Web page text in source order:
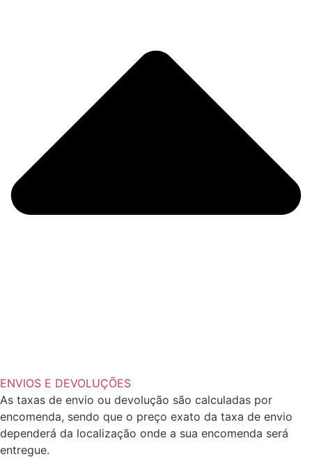
ENVIOS E DEVOLUÇÕES
As taxas de envio ou devolução são calculadas por
encomenda, sendo que o preço exato da taxa de envio
dependerá da localização onde a sua encomenda será
entregue.